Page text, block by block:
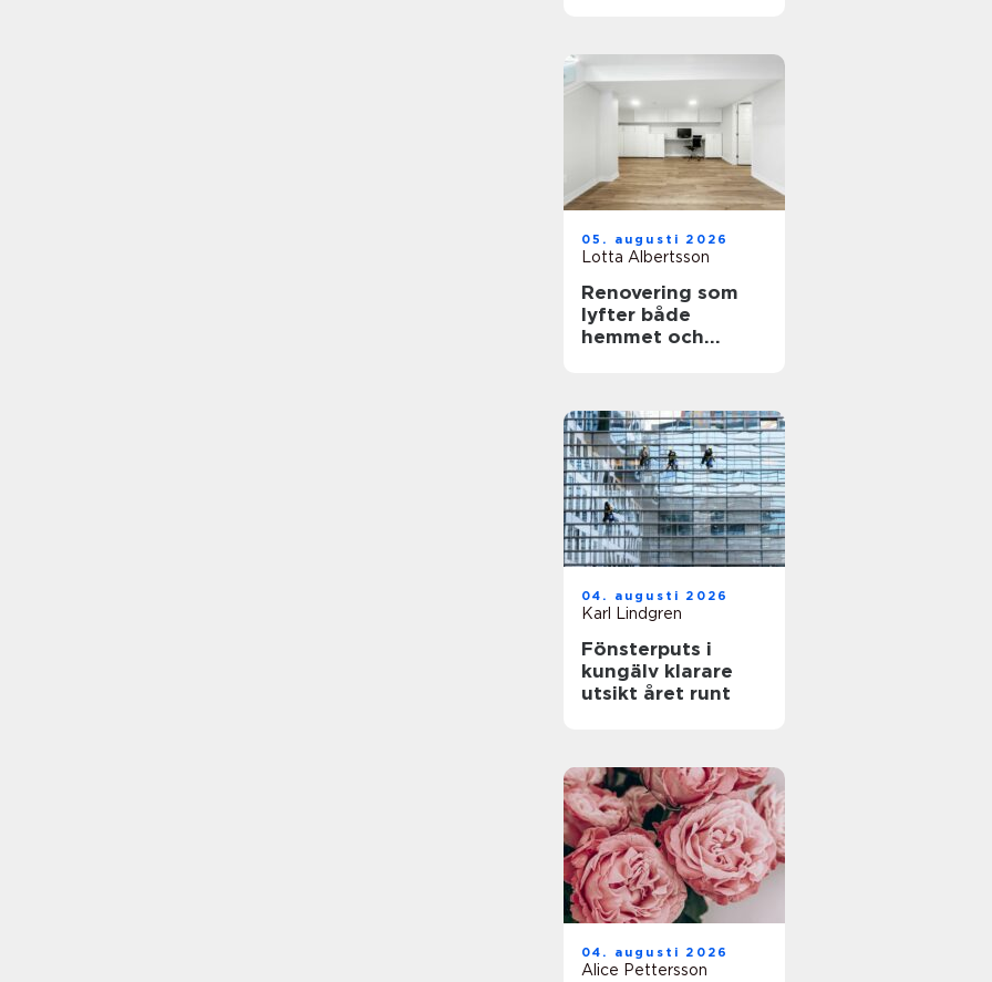
05. augusti 2026
Lotta Albertsson
Renovering som
lyfter både
hemmet och
04. augusti 2026
Karl Lindgren
Fönsterputs i
kungälv klarare
utsikt året runt
04. augusti 2026
Alice Pettersson